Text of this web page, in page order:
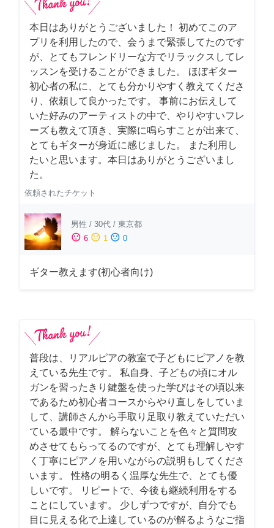
本日はありがとうございました！ 初めてこのア
プリを利用したので、会うまで緊張してたのです
が、とてもフレンドリーな方でリラックスしてレ
ッスンを受けることができました。 ほぼギター
初心者の私に、とても分かりやすく教えてくださ
り、依頼して良かったです。 事前にお伝えして
いた好みのアーティストの中で、やりやすいフレ
ーズも教えて頂き、実際に鳴らすことが出来て、
とてもギターが身近に感じました。 また利用し
たいと思います。本日はありがとうございまし
た。
依頼されたチケット
男性 / 30代 / 東京都
sentiment_satisfied 6 sentiment_neutral 1 sentiment_dissatisfied 0
ギター教えます(初心者向け)
普段は、リアルピアの教室で子どもにピアノを教
えている先生です。 私自身、子どもの頃にオル
ガンを習ったきり鍵盤を使った学びはその頃以来
であるため初心者コースからやり直しをしていま
して、講師さんから手取り足取り教えていただい
ている最中です。 解らないことを色々と質問攻
めさせてもらってるのですが、とても理解しやす
く丁寧にピアノを用いながらの説明もしてくださ
います。 性格の明るく温厚な先生で、とても優
しいです。 リピートで、今後も継続利用をする
ことにしています。 少しずつですが、自分でも
目に見える化で上達しているのが解るようなご指